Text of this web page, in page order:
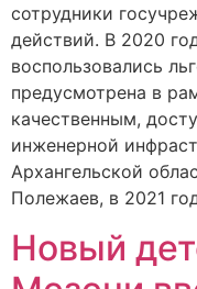
сотрудники
действий. В 2020
воспользовались
предусмотрена в
качественным,
инженерной
Архангельской
Полежаев, в 2021
Новый